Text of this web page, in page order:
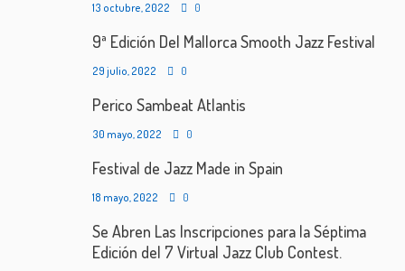
13 octubre, 2022 0
9ª Edición Del Mallorca Smooth Jazz Festival
29 julio, 2022 0
Perico Sambeat Atlantis
30 mayo, 2022 0
Festival de Jazz Made in Spain
18 mayo, 2022 0
Se Abren Las Inscripciones para la Séptima
Edición del 7 Virtual Jazz Club Contest.